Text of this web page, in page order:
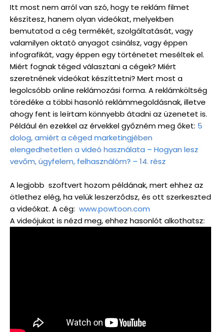
Itt most nem arról van szó, hogy te reklám filmet
készítesz, hanem olyan videókat, melyekben
bemutatod a cég termékét, szolgáltatását, vagy
valamilyen oktató anyagot csinálsz, vagy éppen
infografikát, vagy éppen egy történetet meséltek el.
Miért fognak téged választani a cégek? Miért
szeretnének videókat készíttetni? Mert most a
legolcsóbb online reklámozási forma. A reklámköltség
töredéke a többi hasonló reklámmegoldásnak, illetve
ahogy fent is leírtam könnyebb átadni az üzenetet is.
Például én ezekkel az érvekkel győzném meg őket: 5
dolog, amiért a céged marketingjében
elengedhetetlen a videó használata – Hogyan lesz
vevőm, ügyfelem, felhasználóm? – 14. rész
A legjobb szoftvert hozom példának, mert ehhez az
ötlethez elég, ha velük leszerződsz, és ott szerkeszted
a videókat. A cég: www.powtoon.com
A videójukat is nézd meg, ehhez hasonlót alkothatsz: